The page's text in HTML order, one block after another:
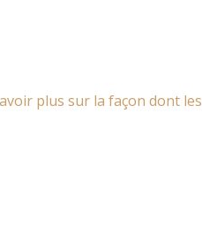
plus sur la façon dont les